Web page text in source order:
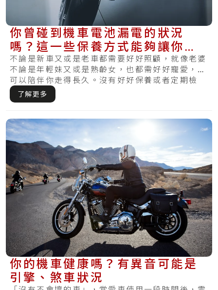
你曾碰到機車電池漏電的狀況
嗎？這一些保養方式能夠讓你的
電池更健康且不再漏電
不論是新車又或是老車都需要好好照顧，就像老婆
不論是年輕妹又或是熟齡女，也都需好好寵愛，才
可以陪伴你走得長久。沒有好好保養或者定期檢
查，哪.....
了解更多
你的機車健康嗎？有異音可能是
引擎、煞車狀況